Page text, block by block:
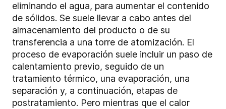
eliminando el agua, para aumentar el contenido
de sólidos. Se suele llevar a cabo antes del
almacenamiento del producto o de su
transferencia a una torre de atomización. El
proceso de evaporación suele incluir un paso de
calentamiento previo, seguido de un
tratamiento térmico, una evaporación, una
separación y, a continuación, etapas de
postratamiento. Pero mientras que el calor